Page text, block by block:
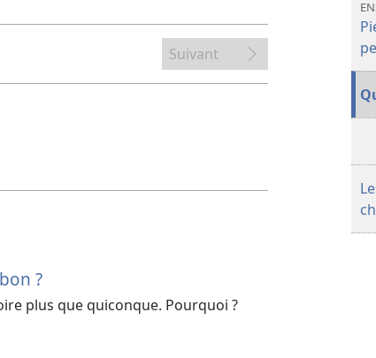
Suivant
?
plus que quiconque. Pourquoi ?